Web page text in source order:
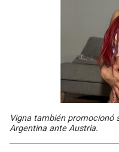
Vigna también promocionó
Argentina ante Austria.